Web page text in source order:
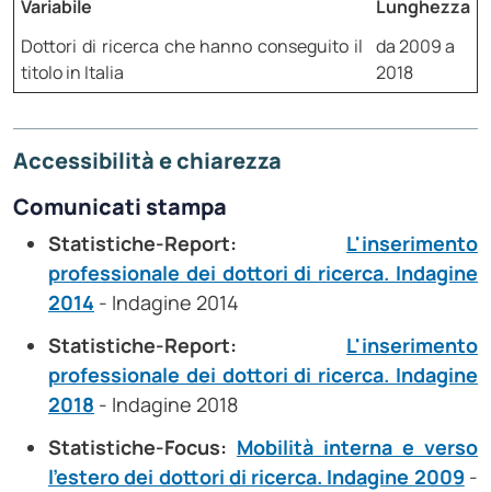
Variabile
Lunghezza
Dottori di ricerca che hanno conseguito il
titolo in Italia
da 2009 a
2018
Accessibilità e chiarezza
Comunicati stampa
Statistiche-Report:
L'inserimento
professionale dei dottori di ricerca. Indagine
2014 - Indagine 2014
Statistiche-Report:
L'inserimento
professionale dei dottori di ricerca. Indagine
2018 - Indagine 2018
Statistiche-Focus: Mobilità interna e verso
l'estero dei dottori di ricerca. Indagine 2009 -